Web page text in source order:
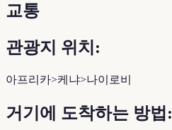
교통
관광지 위치:
아프리카>케냐>나이로비
거기에 도착하는 방법: